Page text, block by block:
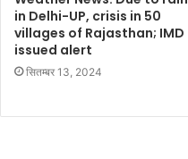
in Delhi-UP, crisis in 50
villages of Rajasthan; IMD
issued alert
सितम्बर 13, 2024